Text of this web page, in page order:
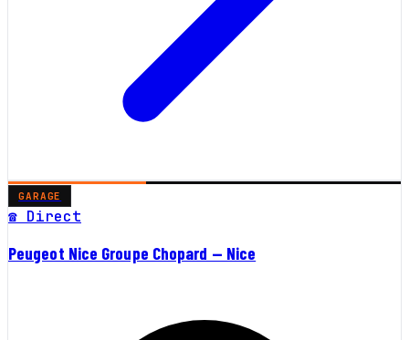
GARAGE
☎ Direct
Peugeot Nice Groupe Chopard — Nice